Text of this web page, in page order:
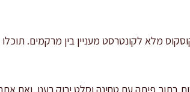
מלא לקונטרסט מעניין בין מרקמים.